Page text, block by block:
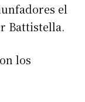
el
Battistella.
los